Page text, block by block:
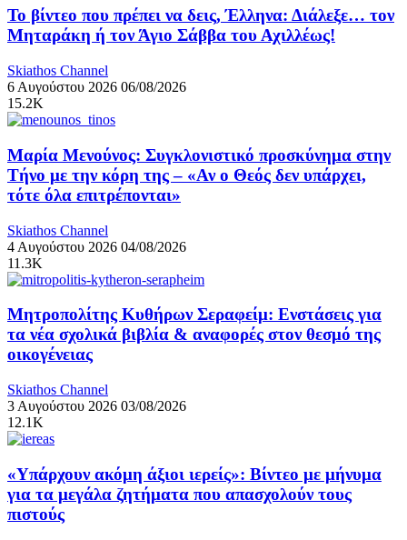
Το βίντεο που πρέπει να δεις, Έλληνα: Διάλεξε… τον
Μηταράκη ή τον Άγιο Σάββα του Αχιλλέως!
Skiathos Channel
6 Αυγούστου 2026 06/08/2026
15.2K
Μαρία Μενούνος: Συγκλονιστικό προσκύνημα στην
Τήνο με την κόρη της – «Αν ο Θεός δεν υπάρχει,
τότε όλα επιτρέπονται»
Skiathos Channel
4 Αυγούστου 2026 04/08/2026
11.3K
Μητροπολίτης Κυθήρων Σεραφείμ: Ενστάσεις για
τα νέα σχολικά βιβλία & αναφορές στον θεσμό της
οικογένειας
Skiathos Channel
3 Αυγούστου 2026 03/08/2026
12.1K
«Υπάρχουν ακόμη άξιοι ιερείς»: Βίντεο με μήνυμα
για τα μεγάλα ζητήματα που απασχολούν τους
πιστούς